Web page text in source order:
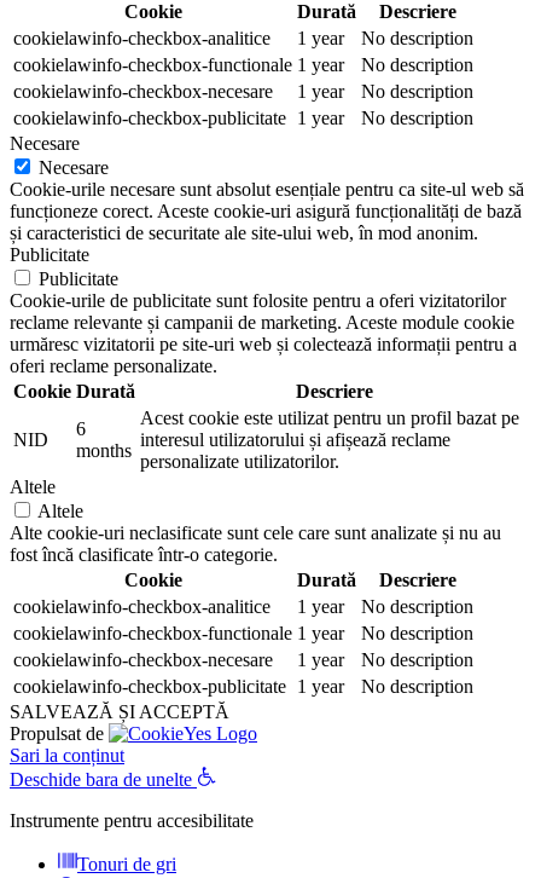
Cookie
Durată
Descriere
cookielawinfo-checkbox-analitice
1 year
No description
cookielawinfo-checkbox-functionale 1 year
No description
cookielawinfo-checkbox-necesare
1 year
No description
cookielawinfo-checkbox-publicitate 1 year
No description
Necesare
Necesare
Cookie-urile necesare sunt absolut esențiale pentru ca site-ul web să
funcționeze corect. Aceste cookie-uri asigură funcționalități de bază
și caracteristici de securitate ale site-ului web, în mod anonim.
Publicitate
Publicitate
Cookie-urile de publicitate sunt folosite pentru a oferi vizitatorilor
reclame relevante și campanii de marketing. Aceste module cookie
urmăresc vizitatorii pe site-uri web și colectează informații pentru a
oferi reclame personalizate.
Cookie Durată Descriere
NID
6
months
Acest cookie este utilizat pentru un profil bazat pe
interesul utilizatorului și afișează reclame
personalizate utilizatorilor.
Altele
Altele
Alte cookie-uri neclasificate sunt cele care sunt analizate și nu au
fost încă clasificate într-o categorie.
Cookie
Durată
Descriere
cookielawinfo-checkbox-analitice
1 year
No description
cookielawinfo-checkbox-functionale 1 year
No description
cookielawinfo-checkbox-necesare
1 year
No description
cookielawinfo-checkbox-publicitate 1 year
No description
SALVEAZĂ ȘI ACCEPTĂ
Propulsat de
Sari la conținut
Deschide bara de unelte
Instrumente pentru accesibilitate
Tonuri de gri